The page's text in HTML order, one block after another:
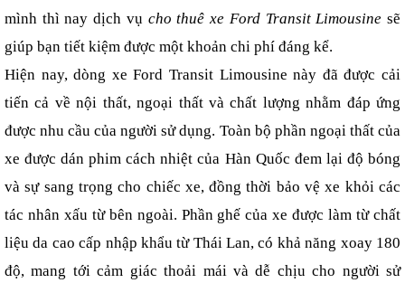
mình thì nay dịch vụ cho thuê xe Ford Transit Limousine sẽ
giúp bạn tiết kiệm được một khoản chi phí đáng kể.
Hiện nay, dòng xe Ford Transit Limousine này đã được cải
tiến cả về nội thất, ngoại thất và chất lượng nhằm đáp ứng
được nhu cầu của người sử dụng. Toàn bộ phần ngoại thất của
xe được dán phim cách nhiệt của Hàn Quốc đem lại độ bóng
và sự sang trọng cho chiếc xe, đồng thời bảo vệ xe khỏi các
tác nhân xấu từ bên ngoài. Phần ghế của xe được làm từ chất
liệu da cao cấp nhập khẩu từ Thái Lan, có khả năng xoay 180
độ, mang tới cảm giác thoải mái và dễ chịu cho người sử